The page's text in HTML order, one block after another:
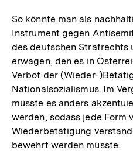
So könnte man als
Instrument gegen
des deutschen Strafrechts
erwägen, den es in
Verbot der (Wieder-
Nationalsozialismus. Im
müsste es anders
werden, sodass jede Form
Wiederbetätigung
bewehrt werden müsste.